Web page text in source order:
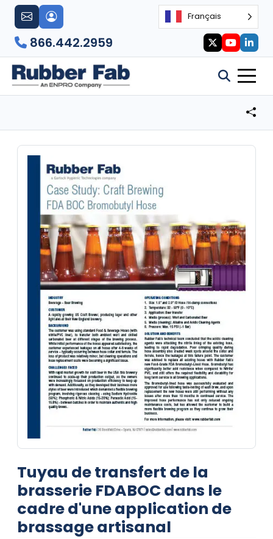
Français
866.442.2959
Tuyau de transfert de la
brasserie FDABOC dans le
cadre d'une application de
brassage artisanal